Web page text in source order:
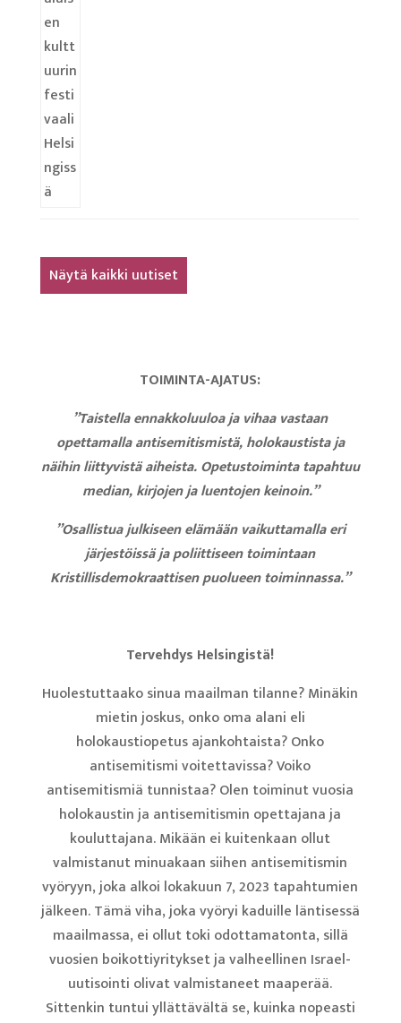
Näytä kaikki uutiset
TOIMINTA-AJATUS:
”Taistella ennakkoluuloa ja vihaa vastaan
opettamalla antisemitismistä, holokaustista ja
näihin liittyvistä aiheista. Opetustoiminta tapahtuu
median, kirjojen ja luentojen keinoin.”
”Osallistua julkiseen elämään vaikuttamalla eri
järjestöissä ja poliittiseen toimintaan
Kristillisdemokraattisen puolueen toiminnassa.”
Tervehdys Helsingistä!
Huolestuttaako sinua maailman tilanne? Minäkin
mietin joskus, onko oma alani eli
holokaustiopetus ajankohtaista? Onko
antisemitismi voitettavissa? Voiko
antisemitismiä tunnistaa? Olen toiminut vuosia
holokaustin ja antisemitismin opettajana ja
kouluttajana. Mikään ei kuitenkaan ollut
valmistanut minuakaan siihen antisemitismin
vyöryyn, joka alkoi lokakuun 7, 2023 tapahtumien
jälkeen. Tämä viha, joka vyöryi kaduille läntisessä
maailmassa, ei ollut toki odottamatonta, sillä
vuosien boikottiyritykset ja valheellinen Israel-
uutisointi olivat valmistaneet maaperää.
Sittenkin tuntui yllättävältä se, kuinka nopeasti